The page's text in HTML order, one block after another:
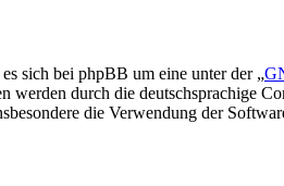
sich bei phpBB um eine unter der „
werden durch die deutschsprachige
die Verwendung der